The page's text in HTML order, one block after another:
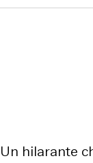
Un hilarante